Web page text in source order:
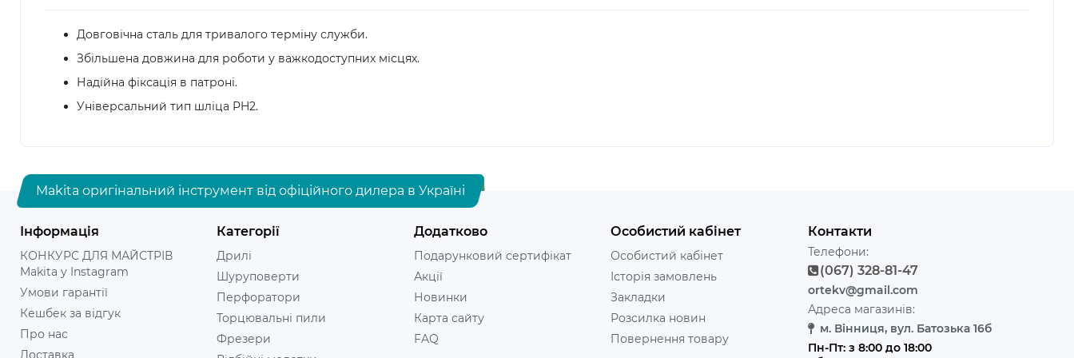
Довговічна сталь для тривалого терміну служби.
Збільшена довжина для роботи у важкодоступних місцях.
Надійна фіксація в патроні.
Універсальний тип шліца PH2.
Makita оригінальний інструмент від офіційного дилера в Україні
Інформація
КОНКУРС ДЛЯ МАЙСТРІВ
Makita у Instagram
Умови гарантії
Кешбек за відгук
Про нас
Доставка
Категорії
Дрилі
Шуруповерти
Перфоратори
Торцювальні пили
Фрезери
Додатково
Подарунковий сертифікат
Акції
Новинки
Карта сайту
FAQ
Особистий кабінет
Особистий кабінет
Історія замовлень
Закладки
Розсилка новин
Повернення товару
Контакти
Телефони:
(067) 328-81-47
ortekv@gmail.com
Адреса магазинів:
м. Вінниця, вул. Батозька 16б
Пн-Пт: з 8:00 до 18:00